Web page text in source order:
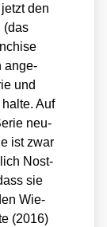
den
(das
ange­
und
Auf
neu­
ist zwar
Nost­
sie
Wie­
(2016)